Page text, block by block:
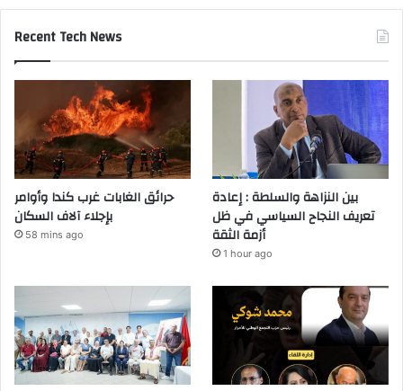
Recent Tech News
حرائق الغابات غرب كندا وأوامر
بإجلاء آلاف السكان
58 mins ago
بين النزاهة والسلطة : إعادة
تعريف النجاح السياسي في ظل
أزمة الثقة
1 hour ago